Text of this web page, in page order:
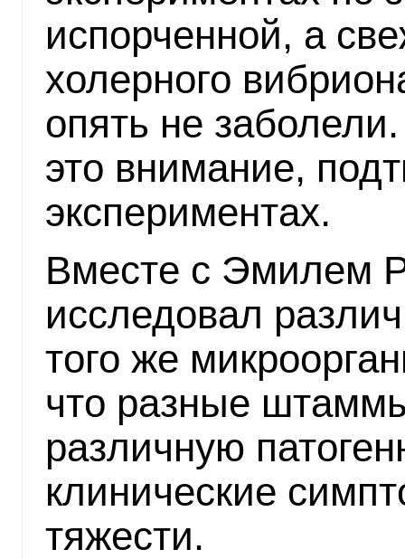
испорченной, а
холерного
опять не
это внимание,
экспериментах.
Вместе с Эмилем
исследовал
того же
что разные
различную
клинические
тяжести.